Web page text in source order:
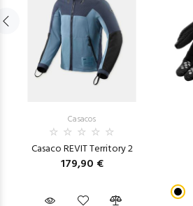
Casacos
Casaco REVIT Territory 2
179,90 €